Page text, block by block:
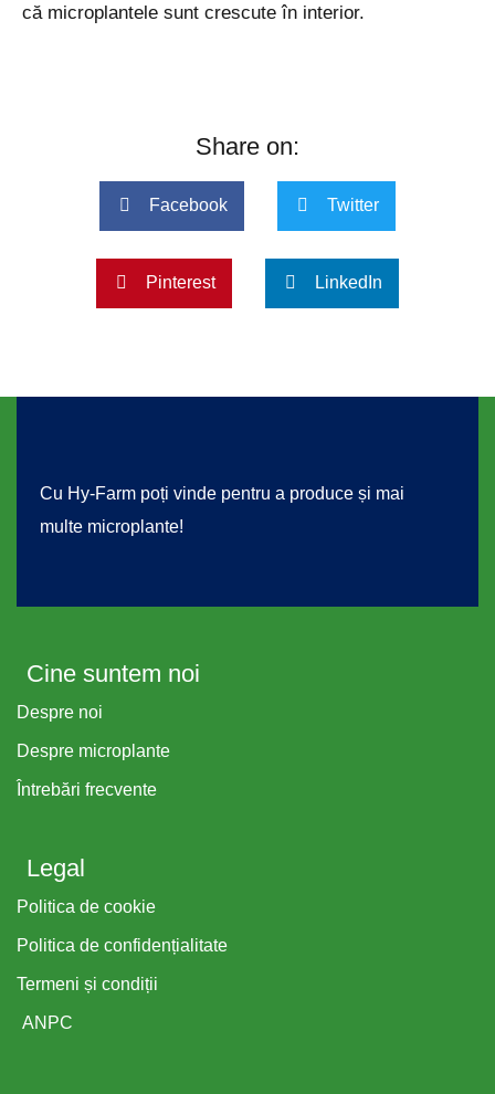
că microplantele sunt crescute în interior.
Share on:
Facebook Twitter
Pinterest LinkedIn
Cu Hy-Farm poți vinde pentru a produce și mai
multe microplante!
Cine suntem noi
Despre noi
Despre microplante
Întrebări frecvente
Legal
Politica de cookie
Politica de confidențialitate
Termeni și condiții
ANPC